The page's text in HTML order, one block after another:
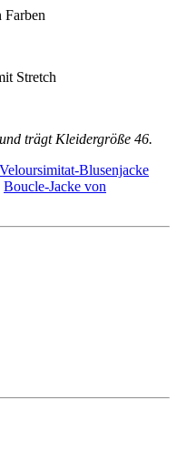
Stretch
trägt Kleidergröße 46.
Veloursimitat-Blusenjacke
Boucle-Jacke von